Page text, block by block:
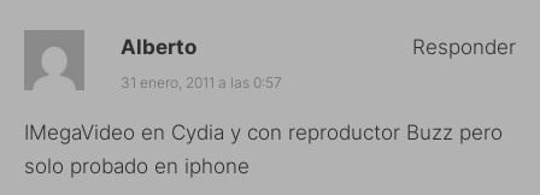
Alberto
31 enero, 2011 a las 0:57
IMegaVideo en Cydia y con reproductor Buzz pero
solo probado en iphone
Responder